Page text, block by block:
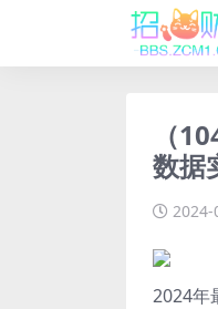
（
数据
2024-
2024年